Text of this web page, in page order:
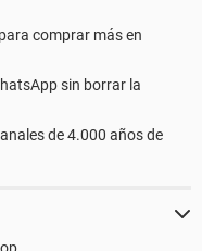
comprar más en
sin borrar la
de 4.000 años de